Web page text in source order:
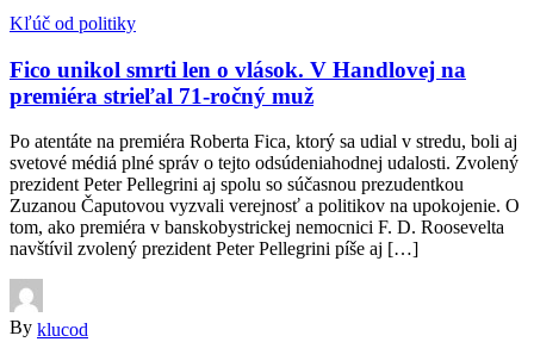
Kľúč od politiky
Fico unikol smrti len o vlások. V Handlovej na
premiéra strieľal 71-ročný muž
Po atentáte na premiéra Roberta Fica, ktorý sa udial v stredu, boli aj
svetové médiá plné správ o tejto odsúdeniahodnej udalosti. Zvolený
prezident Peter Pellegrini aj spolu so súčasnou prezudentkou
Zuzanou Čaputovou vyzvali verejnosť a politikov na upokojenie. O
tom, ako premiéra v banskobystrickej nemocnici F. D. Roosevelta
navštívil zvolený prezident Peter Pellegrini píše aj […]
By klucod